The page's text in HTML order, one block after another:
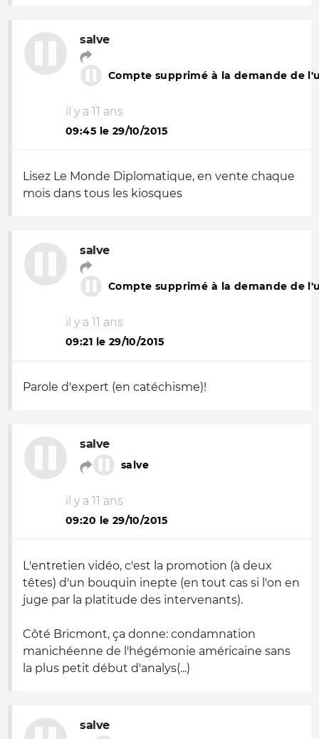
salve
Compte supprimé à la demande de
il y a 11 ans
09:45 le 29/10/2015
Lisez Le Monde Diplomatique, en vente chaque
mois dans tous les kiosques
salve
Compte supprimé à la demande de
il y a 11 ans
09:21 le 29/10/2015
Parole d'expert (en catéchisme)!
salve
salve
il y a 11 ans
09:20 le 29/10/2015
L'entretien vidéo, c'est la promotion (à deux
têtes) d'un bouquin inepte (en tout cas si l'on en
juge par la platitude des intervenants).
Côté Bricmont, ça donne: condamnation
manichéenne de l'hégémonie américaine sans
la plus petit début d'analys(...)
salve